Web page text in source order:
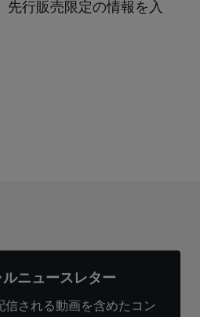
先行販売限定の情報を入
ニュースレター
信される動画を含めたコン